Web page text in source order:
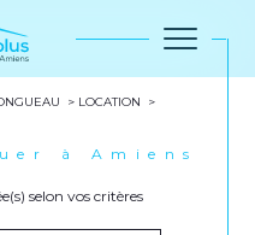
LOCATION
à Amiens
selon vos critères